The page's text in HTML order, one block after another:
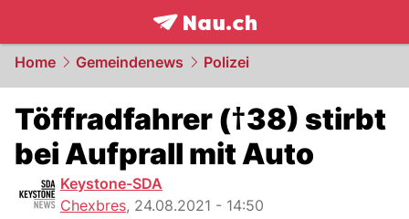
frontpage.NAU.ch
Home Gemeindenews Polizei
Töffradfahrer (†38) stirbt
bei Aufprall mit Auto
Keystone-SDA
Chexbres, 24.08.2021 - 14:50